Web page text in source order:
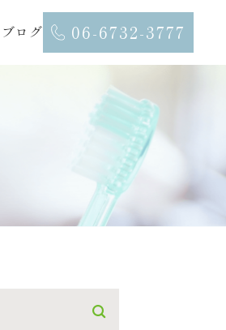
ブログ 06-6732-3777